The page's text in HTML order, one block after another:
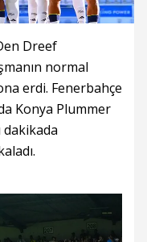
Dreef
normal
erdi. Fenerbahçe
Konya Plummer
dakikada